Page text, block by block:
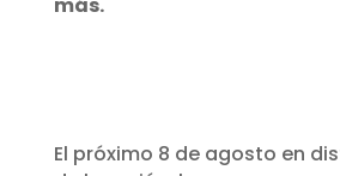
El próximo 8 de agosto en